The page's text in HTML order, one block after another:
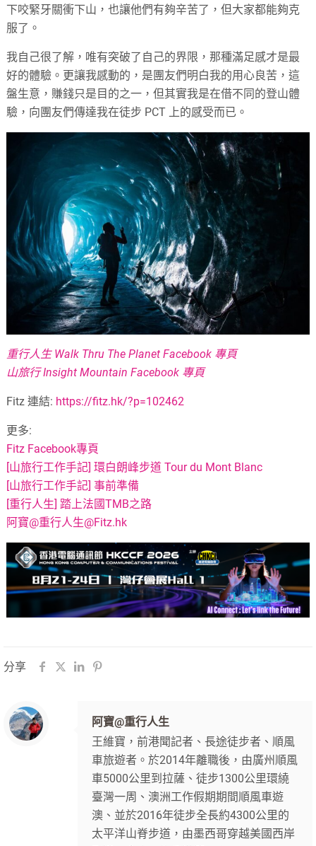
下咬緊牙關衝下山，也讓他們有夠辛苦了，但大家都能夠克
服了。
我自己很了解，唯有突破了自己的界限，那種滿足感才是最
好的體驗。更讓我感動的，是團友們明白我的用心良苦，這
盤生意，賺錢只是目的之一，但其實我是在借不同的登山體
驗，向團友們傳達我在徒步 PCT 上的感受而已。
重行人生 Walk Thru The Planet Facebook 專頁
山旅行 Insight Mountain Facebook 專頁
Fitz 連結: https://fitz.hk/?p=102462
更多:
Fitz Facebook專頁
[山旅行工作手記] 環白朗峰步道 Tour du Mont Blanc
[山旅行工作手記] 事前準備
[重行人生] 踏上法國TMB之路
阿寶@重行人生@Fitz.hk
分享
阿寶@重行人生
王維寶，前港聞記者、長途徒步者、順風
車旅遊者。於2014年離職後，由廣州順風
車5000公里到拉薩、徒步1300公里環繞
臺灣一周、澳洲工作假期期間順風車遊
澳、並於2016年徒步全長約4300公里的
太平洋山脊步道，由墨西哥穿越美國西岸